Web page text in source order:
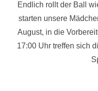
Endlich rollt der Ball
starten unsere
August, in die
17:00 Uhr treffen sich